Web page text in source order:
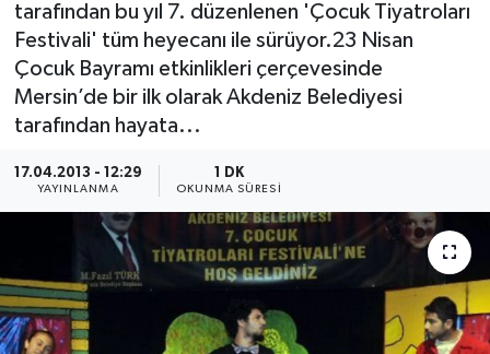
tarafından bu yıl 7. düzenlenen 'Çocuk Tiyatroları
Festivali' tüm heyecanı ile sürüyor.23 Nisan
Çocuk Bayramı etkinlikleri çerçevesinde
Mersin’de bir ilk olarak Akdeniz Belediyesi
tarafından hayata...
17.04.2013 - 12:29
YAYINLANMA
1 DK
OKUNMA SÜRESI